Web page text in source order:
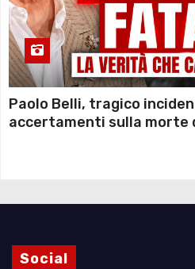
Paolo Belli, tragico
accertamenti sulla morte
Social